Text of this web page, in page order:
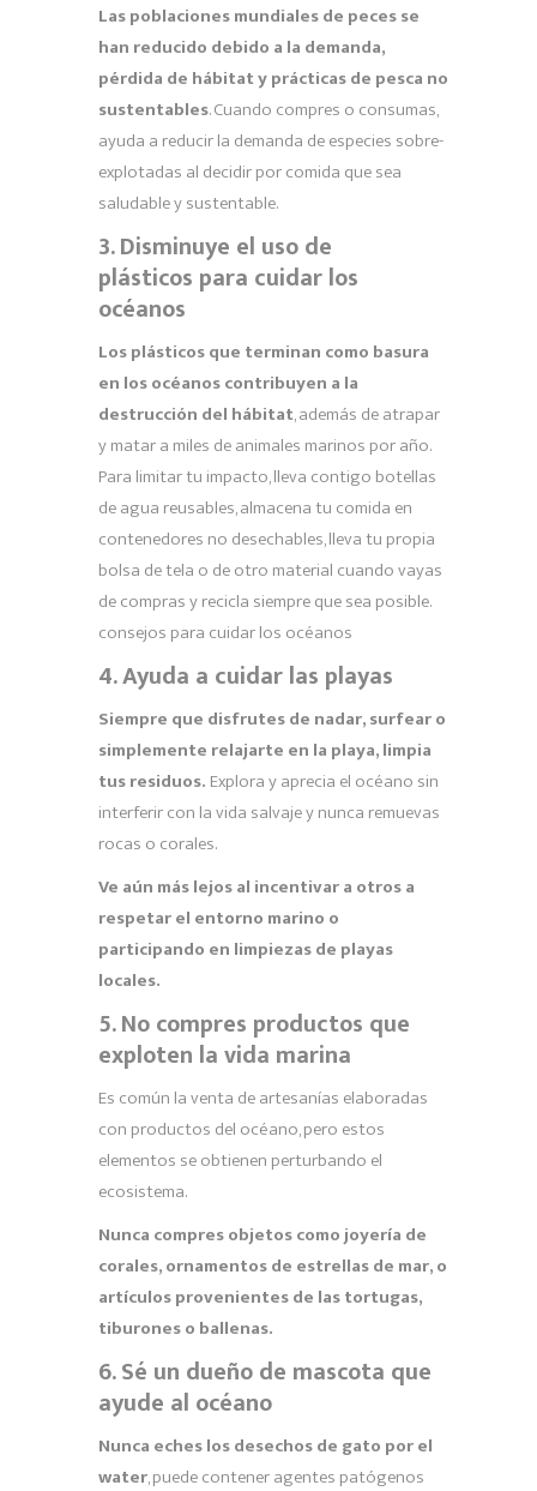
Las poblaciones mundiales de peces se
han reducido debido a la demanda,
pérdida de hábitat y prácticas de pesca no
sustentables. Cuando compres o consumas,
ayuda a reducir la demanda de especies sobre-
explotadas al decidir por comida que sea
saludable y sustentable.
3. Disminuye el uso de
plásticos para cuidar los
océanos
Los plásticos que terminan como basura
en los océanos contribuyen a la
destrucción del hábitat, además de atrapar
y matar a miles de animales marinos por año.
Para limitar tu impacto, lleva contigo botellas
de agua reusables, almacena tu comida en
contenedores no desechables, lleva tu propia
bolsa de tela o de otro material cuando vayas
de compras y recicla siempre que sea posible.
consejos para cuidar los océanos
4. Ayuda a cuidar las playas
Siempre que disfrutes de nadar, surfear o
simplemente relajarte en la playa, limpia
tus residuos. Explora y aprecia el océano sin
interferir con la vida salvaje y nunca remuevas
rocas o corales.
Ve aún más lejos al incentivar a otros a
respetar el entorno marino o
participando en limpiezas de playas
locales.
5. No compres productos que
exploten la vida marina
Es común la venta de artesanías elaboradas
con productos del océano, pero estos
elementos se obtienen perturbando el
ecosistema.
Nunca compres objetos como joyería de
corales, ornamentos de estrellas de mar, o
artículos provenientes de las tortugas,
tiburones o ballenas.
6. Sé un dueño de mascota que
ayude al océano
Nunca eches los desechos de gato por el
water, puede contener agentes patógenos